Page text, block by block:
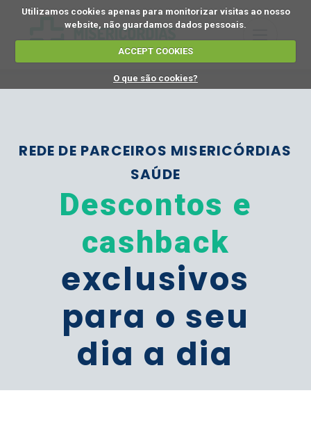
Utilizamos cookies apenas para monitorizar visitas ao nosso
website, não guardamos dados pessoais.
ACCEPT COOKIES
O que são cookies?
REDE DE PARCEIROS MISERICÓRDIAS
SAÚDE
Descontos e
cashback
exclusivos
para o seu
dia a dia